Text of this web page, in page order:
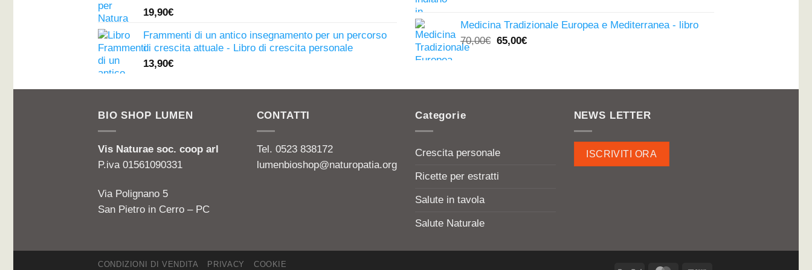
Valutato
4.81
19,90€
Frammenti di un antico insegnamento per un percorso
di crescita attuale - Libro di crescita personale
13,90€
Medicina Tradizionale Europea e Mediterranea - libro
70,00€ Il
65,00€Il
BIO SHOP LUMEN
Vis Naturae soc. coop arl
P.iva 01561090331
Via Polignano 5
San Pietro in Cerro – PC
CONTATTI
Tel. 0523 838172
lumenbioshop@naturopatia.org
Categorie
Crescita personale
Ricette per estratti
Salute in tavola
Salute Naturale
NEWS LETTER
ISCRIVITI ORA
CONDIZIONI DI VENDITA PRIVACY COOKIE